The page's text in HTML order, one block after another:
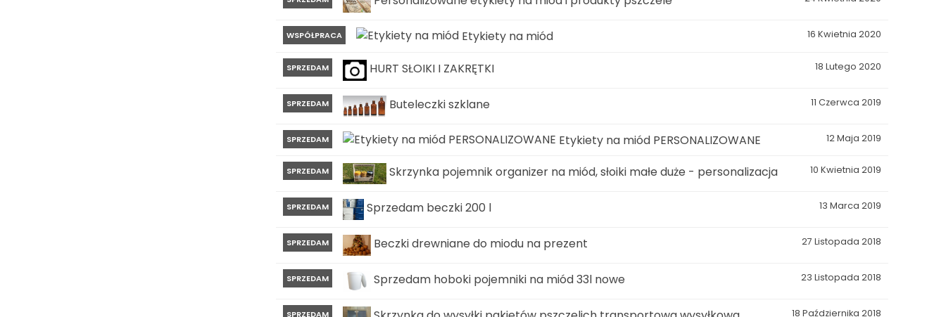
16 Kwietnia 2020
WSPÓŁPRACA Etykiety na miód
18 Lutego 2020
SPRZEDAM HURT SŁOIKI I ZAKRĘTKI
11 Czerwca 2019
SPRZEDAM Buteleczki szklane
12 Maja 2019
SPRZEDAM Etykiety na miód PERSONALIZOWANE
10 Kwietnia 2019
SPRZEDAM Skrzynka pojemnik organizer na miód, słoiki małe duże - personalizacja
13 Marca 2019
SPRZEDAM Sprzedam beczki 200 l
27 Listopada 2018
SPRZEDAM Beczki drewniane do miodu na prezent
23 Listopada 2018
SPRZEDAM Sprzedam hoboki pojemniki na miód 33l nowe
18 Października 2018
SPRZEDAM